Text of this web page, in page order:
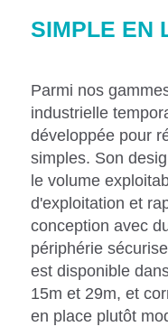
SIMPLE EN
Parmi nos
industrielle
développée pour
simples. Son
le volume
d'exploitation et
conception avec
périphérie
est disponible
15m et 29m, et
en place plutôt